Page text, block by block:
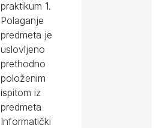
praktikum 1.
Polaganje
predmeta je
uslovljeno
prethodno
položenim
ispitom iz
predmeta
Informatički